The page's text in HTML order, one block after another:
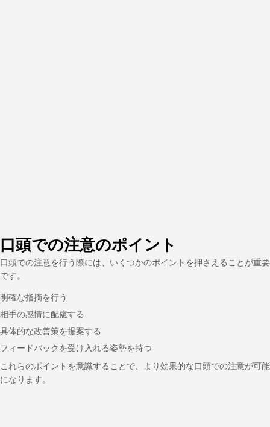
口頭での注意のポイント
口頭での注意を行う際には、いくつかのポイントを押さえることが重要
です。
明確な指摘を行う
相手の感情に配慮する
具体的な改善策を提案する
フィードバックを受け入れる姿勢を持つ
これらのポイントを意識することで、より効果的な口頭での注意が可能
になります。